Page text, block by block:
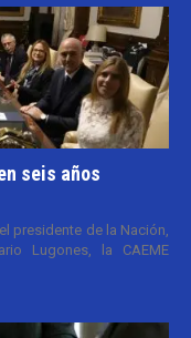
seis años
presidente de la Nación,
Lugones, la CAEME